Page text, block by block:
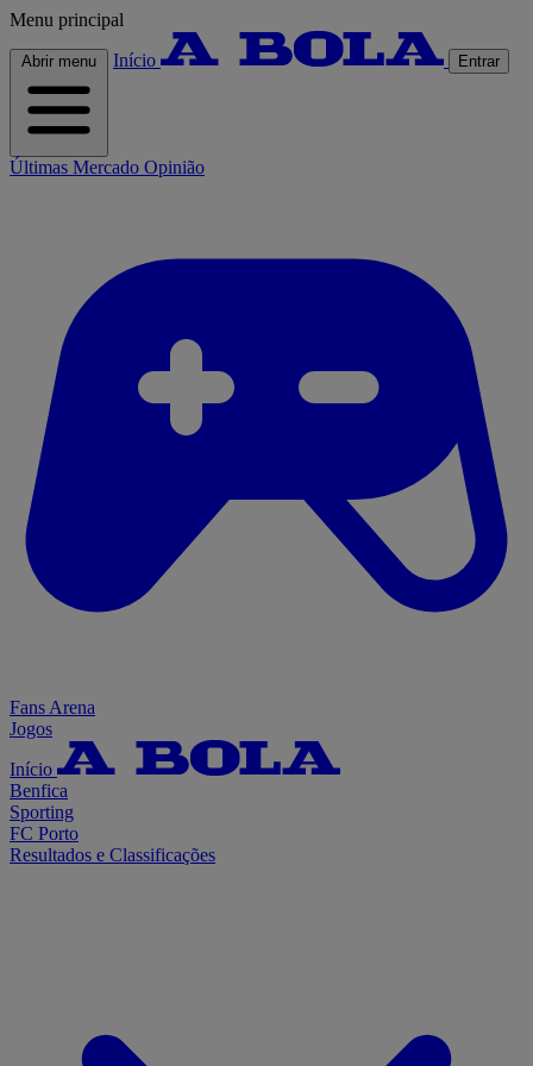
Menu principal
Abrir menu Início Entrar
Últimas Mercado Opinião
Fans Arena
Jogos
Início
Benfica
Sporting
FC Porto
Resultados e Classificações